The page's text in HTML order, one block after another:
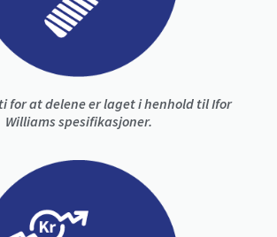
for at delene er laget i henhold til Ifor
Williams spesifikasjoner.